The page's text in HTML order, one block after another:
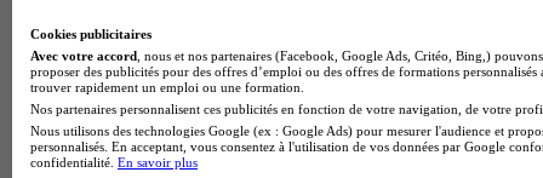
BTS Sio en alternance
MSc Marketing Digital en alternance
BTS Gpme en alternance
Cap Electricien en alternance
BTS Gpn en alternance
BTS Domotique en alternance
BAC Pro Agora en alternance
Cookies publicitaires
Avec votre accord , nous et nos partenaires (Facebook, Google Ads, Critéo, Bing,)
proposer des publicités pour des offres d’emploi ou des offres de formations
trouver rapidement un emploi ou une formation.
Nos partenaires personnalisent ces publicités en fonction de votre navigation, de votre
Nous utilisons des technologies Google (ex : Google Ads) pour mesurer l'audience et
personnalisés. En acceptant, vous consentez à l'utilisation de vos données par Google
confidentialité. En savoir plus